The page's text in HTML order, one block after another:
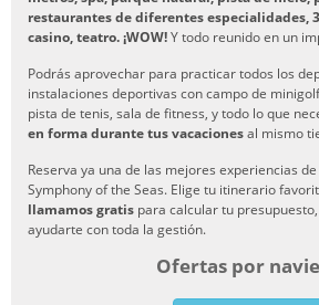
restaurantes de diferentes especialidades,
casino, teatro. ¡WOW!Y todo reunido en un
Podrás aprovechar para practicar todos los
instalaciones deportivas con campo de
pista de tenis, sala de fitness, y todo lo que
en forma durante tus vacacionesal mismo
Reserva ya una de las mejores experiencias
Symphony of the Seas. Elige tu itinerario
llamamos gratis para calcular tu
ayudarte con toda la gestión.
Ofertas por